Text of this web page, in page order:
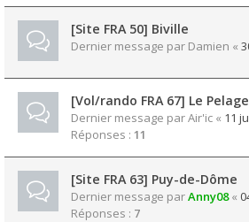
[Site FRA 50] Biville
Dernier message par Damien «
[Vol/rando FRA 67] Le
Dernier message parAir'ic « 11
Réponses : 11
[Site FRA 63] Puy-de-Dôme
Dernier message parAnny08«
Réponses : 7